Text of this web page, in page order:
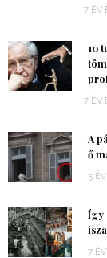
7 ÉV
10
7 ÉV
A
ő
5
Így
7